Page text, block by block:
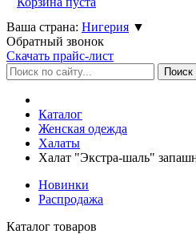
Ваша страна: Нигерия ▼
Обратный звонок
Скачать прайс-лист
Каталог
Женская одежда
Халаты
Халат "Экстра-шаль"
Новинки
Распродажа
Каталог товаров